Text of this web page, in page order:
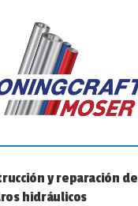
y reparación de
hidráulicos